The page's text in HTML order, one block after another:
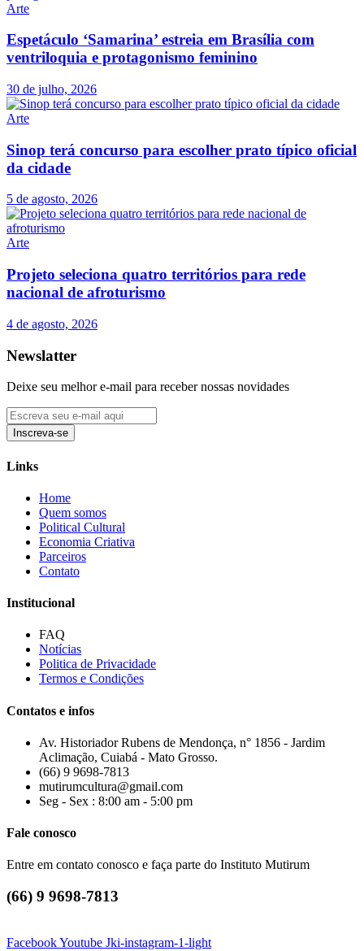
Arte
Espetáculo ‘Samarina’ estreia em Brasília com
ventriloquia e protagonismo feminino
30 de julho, 2026
Arte
Sinop terá concurso para escolher prato típico oficial
da cidade
5 de agosto, 2026
Arte
Projeto seleciona quatro territórios para rede
nacional de afroturismo
4 de agosto, 2026
Newslatter
Deixe seu melhor e-mail para receber nossas novidades
Inscreva-se
Links
Home
Quem somos
Political Cultural
Economia Criativa
Parceiros
Contato
Institucional
FAQ
Notícias
Politica de Privacidade
Termos e Condições
Contatos e infos
Av. Historiador Rubens de Mendonça, n° 1856 - Jardim
Aclimação, Cuiabá - Mato Grosso.
(66) 9 9698-7813
mutirumcultura@gmail.com
Seg - Sex : 8:00 am - 5:00 pm
Fale conosco
Entre em contato conosco e faça parte do Instituto Mutirum
(66) 9 9698-7813
FacebookYoutube Jki-instagram-1-light